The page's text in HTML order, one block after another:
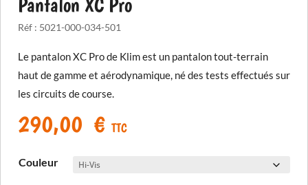
Réf : 5021-000-034-501
Le pantalon XC Pro de Klim est un pantalon tout-terrain
haut de gamme et aérodynamique, né des tests effectués sur
les circuits de course.
290,00 € TTC
Couleur